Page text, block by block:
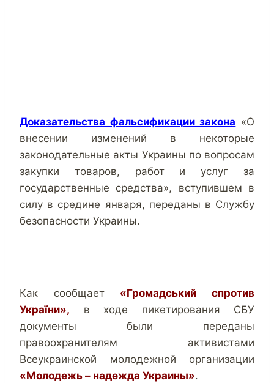
Доказательства фальсификации закона «О
внесении изменений в некоторые
законодательные акты Украины по вопросам
закупки товаров, работ и услуг за
государственные средства», вступившем в
силу в средине января, переданы в Службу
безопасности Украины.
Как сообщает «Громадський спротив
України»,
в ходе пикетирования СБУ
документы были переданы
правоохранителям активистами
Всеукраинской молодежной организации
«Молодежь – надежда Украины».